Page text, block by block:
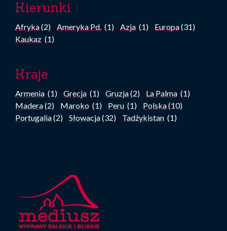
Kierunki
Afryka(2) Ameryka Pd. (1) Azja (1) Europa(31)
Kaukaz (1)
Kraje
Armenia (1) Grecja (1) Gruzja(2) La Palma (1)
Madera(2) Maroko (1) Peru (1) Polska(10)
Portugalia(2) Słowacja(32) Tadżykistan (1)